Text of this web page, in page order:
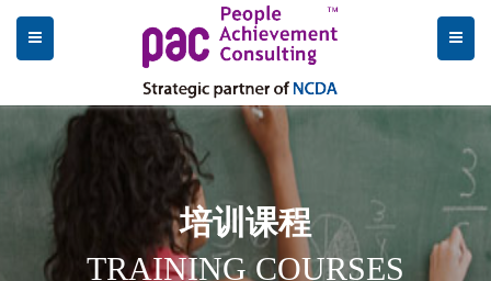
培训课程
TRAINING COURSES